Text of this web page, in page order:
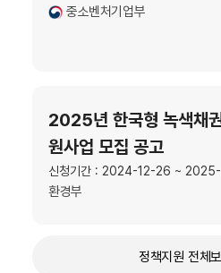
중소벤처기업부
2025년 한국형 녹색채
원사업 모집 공고
신청기간 : 2024-12-26 ~
환경부
정책지원 전체보